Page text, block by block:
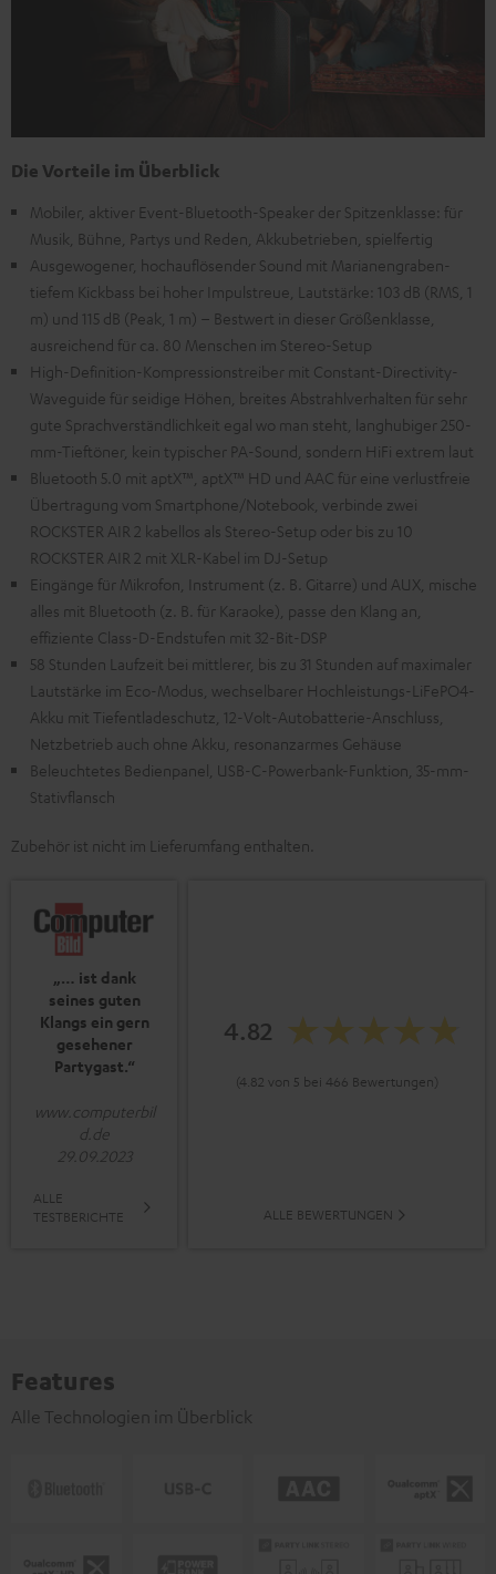
Die Vorteile im Überblick
Mobiler, aktiver Event-Bluetooth-Speaker der Spitzenklasse: für
Musik, Bühne, Partys und Reden, Akkubetrieben, spielfertig
Ausgewogener, hochauflösender Sound mit Marianengraben-
tiefem Kickbass bei hoher Impulstreue, Lautstärke: 103 dB (RMS, 1
m) und 115 dB (Peak, 1 m) – Bestwert in dieser Größenklasse,
ausreichend für ca. 80 Menschen im Stereo-Setup
High-Definition-Kompressionstreiber mit Constant-Directivity-
Waveguide für seidige Höhen, breites Abstrahlverhalten für sehr
gute Sprachverständlichkeit egal wo man steht, langhubiger 250-
mm-Tieftöner, kein typischer PA-Sound, sondern HiFi extrem laut
Bluetooth 5.0 mit aptX™, aptX™ HD und AAC für eine verlustfreie
Übertragung vom Smartphone/Notebook, verbinde zwei
ROCKSTER AIR 2 kabellos als Stereo-Setup oder bis zu 10
ROCKSTER AIR 2 mit XLR-Kabel im DJ-Setup
Eingänge für Mikrofon, Instrument (z. B. Gitarre) und AUX, mische
alles mit Bluetooth (z. B. für Karaoke), passe den Klang an,
effiziente Class-D-Endstufen mit 32-Bit-DSP
58 Stunden Laufzeit bei mittlerer, bis zu 31 Stunden auf maximaler
Lautstärke im Eco-Modus, wechselbarer Hochleistungs-LiFePO4-
Akku mit Tiefentladeschutz, 12-Volt-Autobatterie-Anschluss,
Netzbetrieb auch ohne Akku, resonanzarmes Gehäuse
Beleuchtetes Bedienpanel, USB-C-Powerbank-Funktion, 35-mm-
Stativflansch
Zubehör ist nicht im Lieferumfang enthalten.
„… ist dank
seines guten
Klangs ein gern
gesehener
Partygast.“
www.computerbil
d.de
29.09.2023
ALLE
TESTBERICHTE
4.82
(4.82 von 5 bei 466 Bewertungen)
ALLE BEWERTUNGEN
Features
Alle Technologien im Überblick